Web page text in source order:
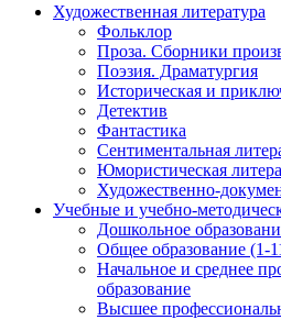
Художественная литература
Фольклор
Проза. Сборники
Поэзия. Драматургия
Историческая и
Детектив
Фантастика
Сентиментальная
Юмористическая
Художественно-
Учебные и учебно-
Дошкольное
Общее образование (1-
Начальное и среднее
образование
Высшее